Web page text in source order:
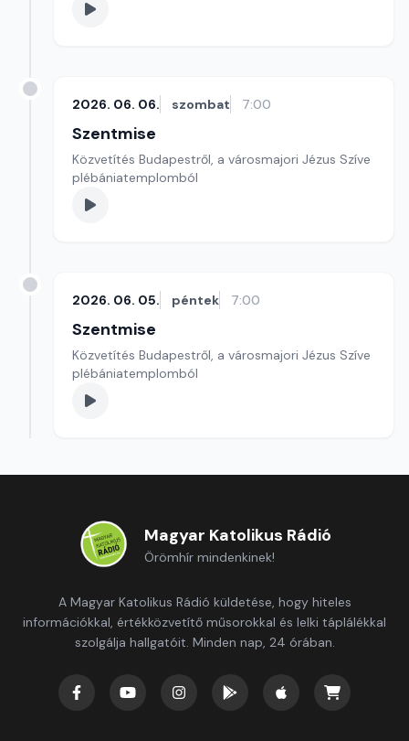
2026. 06. 06. szombat 7:00
Szentmise
Közvetítés Budapestről, a városmajori Jézus Szíve
plébániatemplomból
2026. 06. 05. péntek 7:00
Szentmise
Közvetítés Budapestről, a városmajori Jézus Szíve
plébániatemplomból
Magyar Katolikus Rádió
Örömhír mindenkinek!
A Magyar Katolikus Rádió küldetése, hogy hiteles
információkkal, értékközvetítő műsorokkal és lelki táplálékkal
szolgálja hallgatóit. Minden nap, 24 órában.